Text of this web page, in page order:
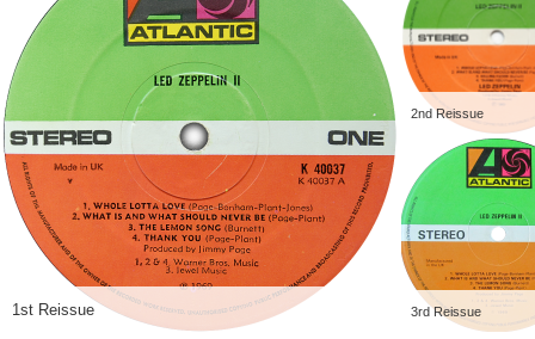
1st Reissue
2nd Reissue
3rd Reissue